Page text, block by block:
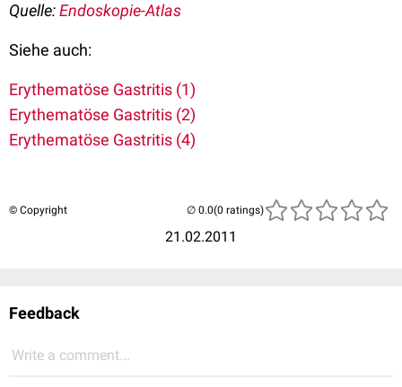
Quelle:Endoskopie-Atlas
Siehe auch:
Erythematöse Gastritis (1)
Erythematöse Gastritis (2)
Erythematöse Gastritis (4)
© Copyright
21.02.2011
(0 ratings)
Feedback
Write a comment...